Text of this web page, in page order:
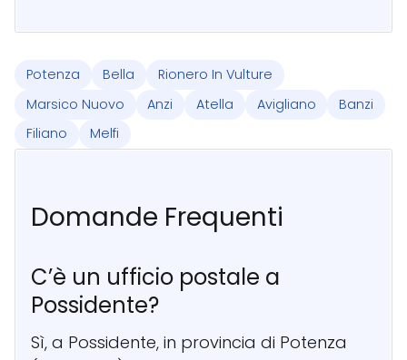
Potenza Bella
Rionero In Vulture
Marsico Nuovo
Anzi Atella Avigliano
Banzi
Filiano
Melfi
Domande Frequenti
C’è un ufficio postale a
Possidente?
Sì, a Possidente, in provincia di Potenza